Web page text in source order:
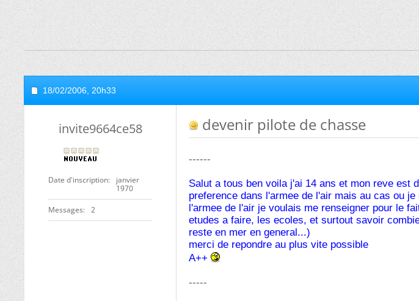
18/02/2006, 20h33
invite9664ce58
Date d'inscription
janvier
1970
Messages 2
devenir pilote de chasse
------
Salut a tous ben voila j'ai 14 ans et mon reve est
preference dans l'armee de l'air mais au cas ou
l'armee de l'air je voulais me renseigner pour le
etudes a faire, les ecoles, et surtout savoir
reste en mer en general...)
merci de repondre au plus vite possible
A++
-----